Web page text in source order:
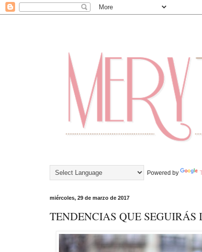
Powered by
miércoles, 29 de marzo de 2017
TENDENCIAS QUE SEGUIRÁS